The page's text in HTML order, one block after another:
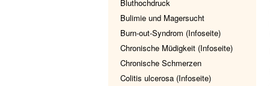
Bluthochdruck
Bulimie und Magersucht
Burn-out-Syndrom (Infoseite)
Chronische Müdigkeit (Infoseite)
Chronische Schmerzen
Colitis ulcerosa (Infoseite)